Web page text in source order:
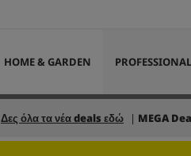
HOME & GARDEN PROFESSIONAL
Δες όλα τα νέα deals εδώ | MEGA